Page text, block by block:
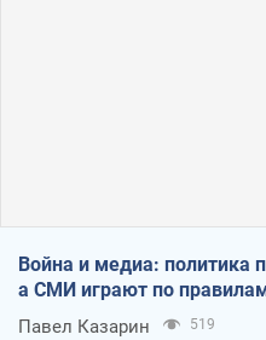
Война и медиа: политика
а СМИ играют по
Павел Казарин 519